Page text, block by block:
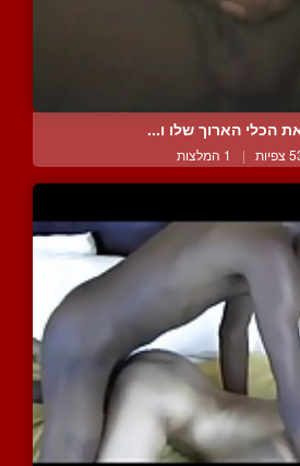
הכלי הארוך שלו ו...
| 1 המלצות